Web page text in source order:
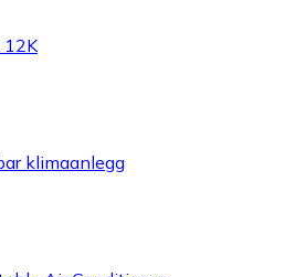
12K
klimaanlegg